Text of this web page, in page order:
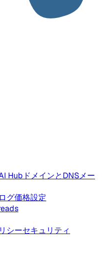
Hub ドメインとDNSメー
グ価格設定
シーセキュリティ